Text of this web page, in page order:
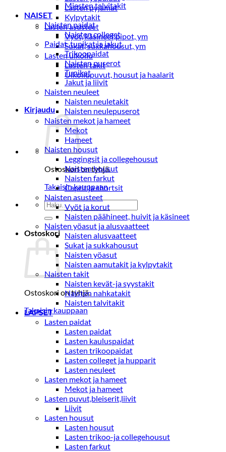
Lasten pyjamat
Kylpytakit
Lasten asusteet
Vyöt, käsineet,pipot, ym
Sukat, sukkahousut, ym
Lasten ulkoilu
Lasten takit
Ulkoilupuvut, housut ja haalarit
Kirjaudu
Ostoskori on tyhjä.
Takaisin kauppaan
Etsi:
Ostoskori
Ostoskori on tyhjä.
Takaisin kauppaan
Miesten talvitakit
NAISET
Naisten paidat
Naisten colleget
Paidat, tunikat ja jakut
Trikoopaidat
Naisten puserot
Tunikat
Jakut ja liivit
Naisten neuleet
Naisten neuletakit
Naisten neulepuserot
Naisten mekot ja hameet
Mekot
Hameet
Naisten housut
Leggingsit ja collegehousut
Naisten housut
Naisten farkut
Caprit ja shortsit
Naisten asusteet
Vyöt ja korut
Naisten päähineet, huivit ja käsineet
Naisten yöasut ja alusvaatteet
Naisten alusvaatteet
Sukat ja sukkahousut
Naisten yöasut
Naisten aamutakit ja kylpytakit
Naisten takit
Naisten kevät-ja syystakit
Naisten nahkatakit
Naisten talvitakit
LAPSET
Lasten paidat
Lasten paidat
Lasten kauluspaidat
Lasten trikoopaidat
Lasten colleget ja hupparit
Lasten neuleet
Lasten mekot ja hameet
Mekot ja hameet
Lasten puvut,bleiserit,liivit
Liivit
Lasten housut
Lasten housut
Lasten trikoo-ja collegehousut
Lasten farkut